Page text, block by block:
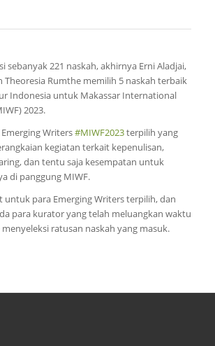
sebanyak 221 naskah, akhirnya Erni Aladjai,
Theoresia Rumthe memilih 5 naskah terbaik
Indonesia untuk Makassar International
2023.
Writers#MIWF2023terpilih yang
kegiatan terkait kepenulisan,
dan tentu saja kesempatan untuk
di panggung MIWF.
untuk para Emerging Writers terpilih, dan
para kurator yang telah meluangkan waktu
ratusan naskah yang masuk.